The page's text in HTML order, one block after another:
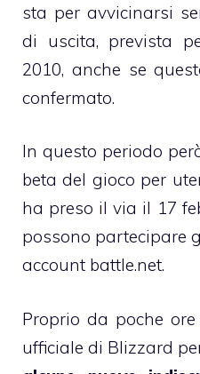
sta per avvicinarsi
di uscita, prevista
2010, anche se
confermato.
In questo periodo
beta del gioco per
ha preso il via il 17
possono partecipare
account battle.net.
Proprio da poche
ufficiale di Blizzard